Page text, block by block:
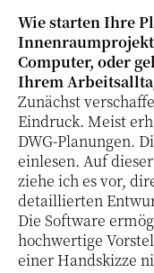
Wie starten Ihre
Computer, oder
Ihrem
Zunächst
Eindruck. Meist
DWG-Planungen.
einlesen. Auf
ziehe ich es vor,
detaillierten
Die Software
hochwertige
einer Handskizze